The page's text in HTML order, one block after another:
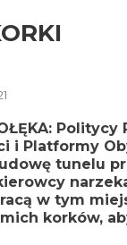
Politycy
i Platformy
tunelu
w tym
korków,